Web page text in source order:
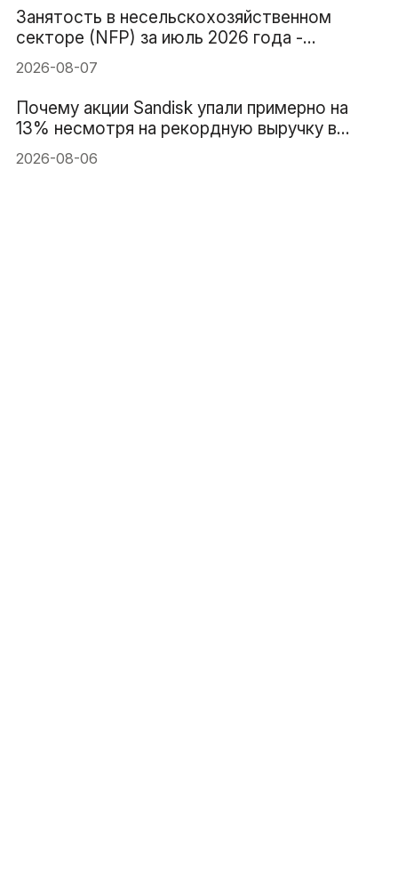
Занятость в несельскохозяйственном
секторе (NFP) за июль 2026 года -
Предыдущее значение: 57 тыс. Прогноз: 83
тыс.
2026-08-07
Почему акции Sandisk упали примерно на
13% несмотря на рекордную выручку в
$8.97B
2026-08-06